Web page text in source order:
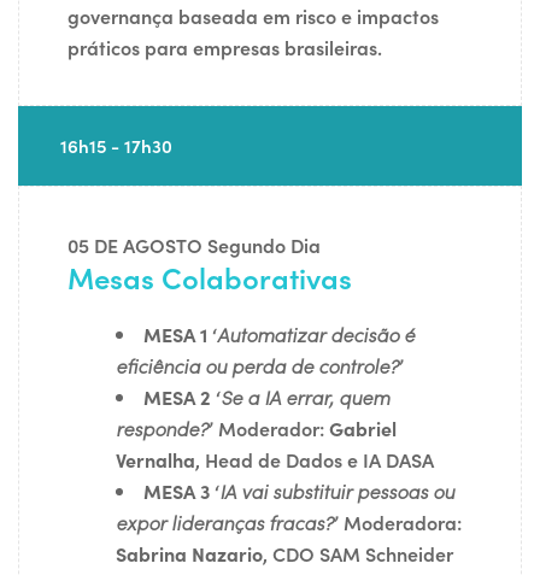
governança baseada em risco e impactos
práticos para empresas brasileiras.
16h15 - 17h30
05 DE AGOSTO Segundo Dia
Mesas Colaborativas
MESA 1 ‘Automatizar decisão é
eficiência ou perda de controle?’
MESA 2 ‘Se a IA errar, quem
responde?’ Moderador:Gabriel
Vernalha, Head de Dados e IA DASA
MESA 3‘IA vai substituir pessoas ou
expor lideranças fracas?’ Moderadora:
Sabrina Nazario, CDO SAM Schneider